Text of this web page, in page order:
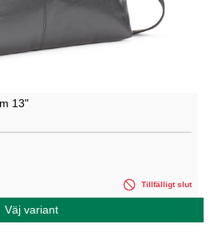
13"
Tillfälligt slut
Väj variant